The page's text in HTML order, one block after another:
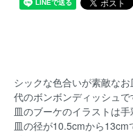
シックな色合いが素敵な
代のボンボンディッシュで
皿のブーケのイラストは手
皿の径が10.5cmから